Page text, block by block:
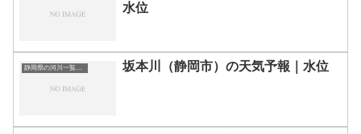
水位
静岡県の河川一覧まとめ静岡県の河川を市町村別に一覧化しました。伊東市伊豆の国市伊豆市下田市賀茂郡河津町賀茂郡松崎町賀茂郡西伊豆町賀茂郡東伊豆町賀茂郡南伊豆町掛川市菊川市湖西市御前崎市御殿場市三島市周智郡森町駿東郡小山町駿東郡清水町駿東郡長泉町沼津市焼津市榛原郡吉田町榛原郡川根本町裾野市静岡市袋井市田方郡函南町島田市藤枝市熱海市磐田市浜松市富士宮市富士市牧之原市-静岡県の河川一覧 坂本川（静岡市）の天気予報｜水位